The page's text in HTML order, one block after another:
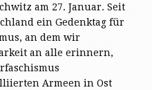
am 27. Januar. Seit
ein Gedenktag für
an dem wir
an alle erinnern,
Armeen in Ost